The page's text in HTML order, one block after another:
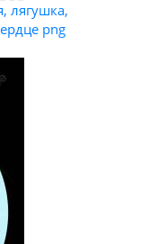
лягушка,
png